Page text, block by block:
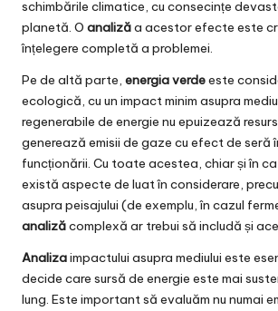
schimbările climatice, cu consecințe
planetă. O analizăa acestor efecte este
înțelegere completă a problemei.
Pe de altă parte, energia verdeeste
ecologică, cu un impact minim asupra
regenerabile de energie nu epuizează
generează emisii de gaze cu efect de seră
funcționării. Cu toate acestea, chiar și în
există aspecte de luat în considerare,
asupra peisajului (de exemplu, în cazul
analizăcomplexă ar trebui să includă și
Analizaimpactului asupra mediului este
decide care sursă de energie este mai
lung. Este important să evaluăm nu numai